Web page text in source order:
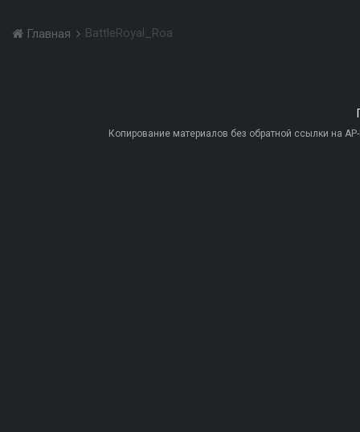
Главная BattleRoyal_Roa
Копирование материалов без обратной ссылки на